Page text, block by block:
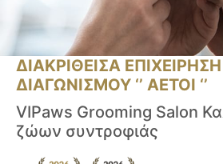
ΔΙΑΚΡΙΘΕΙΣΑ
ΔΙΑΓΩΝΙΣΜΟΥ ‘’ ΑΕΤΟΙ ‘’
VIPaws Grooming Salon
ζώων συντροφιάς